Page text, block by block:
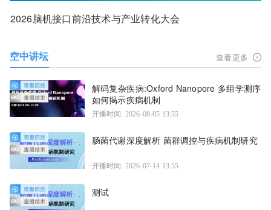
2026脑机接口前沿技术与产业转化大会
空中讲坛 查看更多
解码复杂疾病:Oxford Nanopore 多组学测序
如何揭示疾病机制
开播时间: 2026-08-05 13:55
肠菌代谢深度解析 菌群调控与疾病机制研究
开播时间: 2026-07-14 13:55
测试